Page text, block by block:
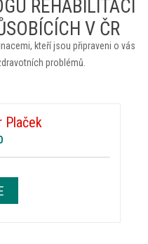
REHABILITACÍ
V ČR
kteří jsou připraveni o vás
problémů.
Plaček